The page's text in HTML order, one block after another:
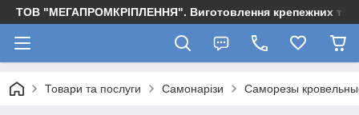
ТОВ "МЕГАПРОМКРІПЛЕННЯ". Виготовлення крепежних та
Товари та послуги Самонарізи Саморезы